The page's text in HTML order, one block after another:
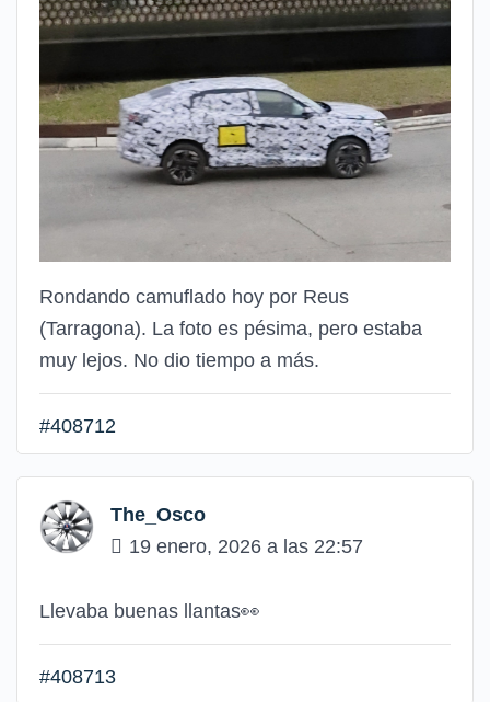
Rondando camuflado hoy por Reus
(Tarragona). La foto es pésima, pero estaba
muy lejos. No dio tiempo a más.
#408712
The_Osco
19 enero, 2026 a las 22:57
Llevaba buenas llantas👀
#408713